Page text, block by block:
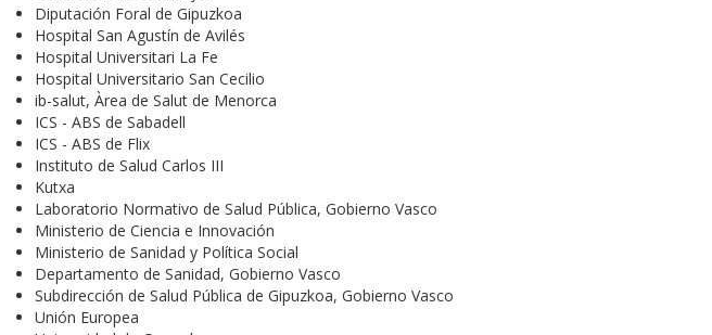
Diputación Foral de Gipuzkoa
Hospital San Agustín de Avilés
Hospital Universitari La Fe
Hospital Universitario San Cecilio
ib-salut, Àrea de Salut de Menorca
ICS - ABS de Sabadell
ICS - ABS de Flix
Instituto de Salud Carlos III
Kutxa
Laboratorio Normativo de Salud Pública, Gobierno Vasco
Ministerio de Ciencia e Innovación
Ministerio de Sanidad y Política Social
Departamento de Sanidad, Gobierno Vasco
Subdirección de Salud Pública de Gipuzkoa, Gobierno Vasco
Unión Europea